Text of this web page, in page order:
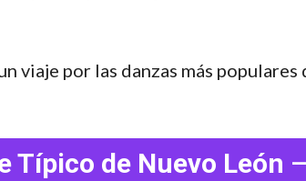
viaje por las danzas más
Típico de Nuevo León –